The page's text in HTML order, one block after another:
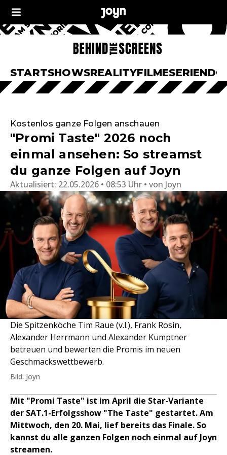
STARTSHOWSREALITYFILMESERIEN
Kostenlos ganze Folgen anschauen
"Promi Taste" 2026 noch
einmal ansehen: So streamst
du ganze Folgen auf Joyn
Aktualisiert: 22.05.2026 • 08:53 Uhr von Joyn
Die Spitzenköche Tim Raue (v.l.), Frank Rosin,
Alexander Herrmann und Alexander Kumptner
betreuen und bewerten die Promis im neuen
Geschmackswettbewerb.
Bild: Joyn
Mit "Promi Taste" ist im April die Star-Variante
der SAT.1-Erfolgsshow "The Taste" gestartet. Am
Mittwoch, den 20. Mai, lief bereits das Finale. So
kannst du alle ganzen Folgen noch einmal auf Joyn
streamen.